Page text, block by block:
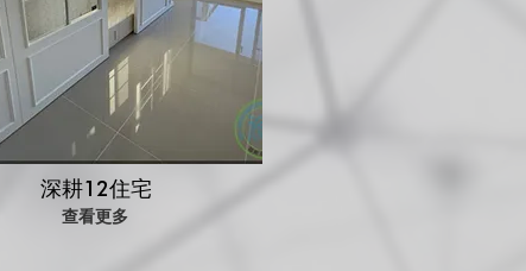
深耕12住宅
查看更多